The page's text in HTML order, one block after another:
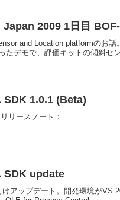
Japan 2009 1日目
and Location platformのお
たデモで、評価キットの傾斜セ
SDK 1.0.1 (Beta)
リースノート：
SDK update
けアップデート。開発環境がVS